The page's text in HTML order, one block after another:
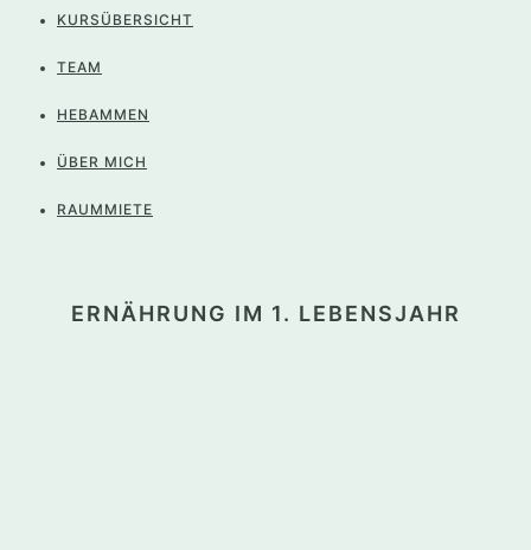
KURSÜBERSICHT
TEAM
HEBAMMEN
ÜBER MICH
RAUMMIETE
ERNÄHRUNG IM 1. LEBENSJAHR